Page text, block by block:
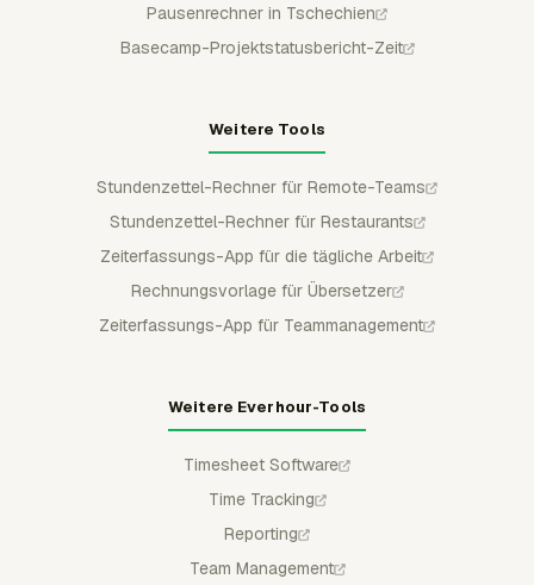
Pausenrechner in Tschechien
Basecamp-Projektstatusbericht-Zeit
Weitere Tools
Stundenzettel-Rechner für Remote-Teams
Stundenzettel-Rechner für Restaurants
Zeiterfassungs-App für die tägliche Arbeit
Rechnungsvorlage für Übersetzer
Zeiterfassungs-App für Teammanagement
Weitere Everhour-Tools
Timesheet Software
Time Tracking
Reporting
Team Management